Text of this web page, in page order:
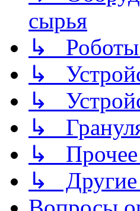
сырья
↳ Роботы
↳
↳
↳
↳ Прочее
↳ Другие